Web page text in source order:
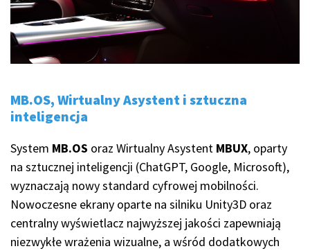
MB.OS, Wirtualny Asystent i sztuczna
inteligencja
System MB.OS oraz Wirtualny Asystent MBUX, oparty
na sztucznej inteligencji (ChatGPT, Google, Microsoft),
wyznaczają nowy standard cyfrowej mobilności.
Nowoczesne ekrany oparte na silniku Unity3D oraz
centralny wyświetlacz najwyższej jakości zapewniają
niezwykłe wrażenia wizualne, a wśród dodatkowych